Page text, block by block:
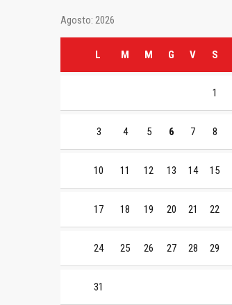
Agosto: 2026
L M M G V S
1
3 4 5 6 7 8
10 11 12 13 14 15
17 18 19 20 21 22
24 25 26 27 28 29
31